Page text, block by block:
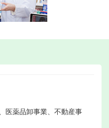
医薬品卸事業、不動産事